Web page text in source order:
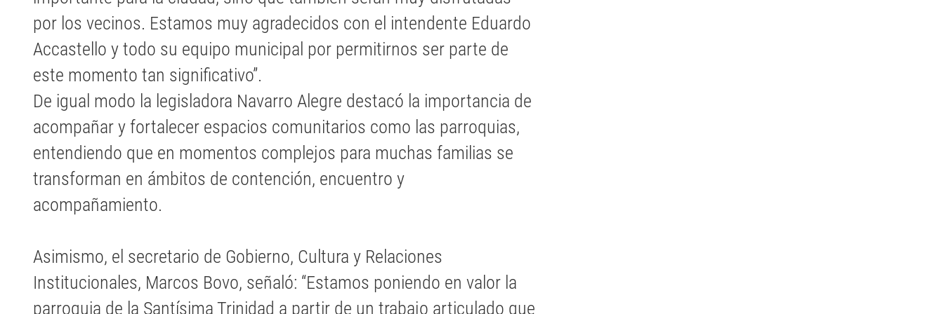
por los vecinos. Estamos muy agradecidos con el intendente Eduardo
Accastello y todo su equipo municipal por permitirnos ser parte de
este momento tan significativo”.
De igual modo la legisladora Navarro Alegre destacó la importancia de
acompañar y fortalecer espacios comunitarios como las parroquias,
entendiendo que en momentos complejos para muchas familias se
transforman en ámbitos de contención, encuentro y
acompañamiento.
Asimismo, el secretario de Gobierno, Cultura y Relaciones
Institucionales, Marcos Bovo, señaló: “Estamos poniendo en valor la
parroquia de la Santísima Trinidad a partir de un trabajo articulado que